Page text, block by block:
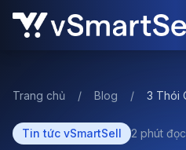
Trang chủ / Blog /
Tin tức vSmartSell 2 phút đọc